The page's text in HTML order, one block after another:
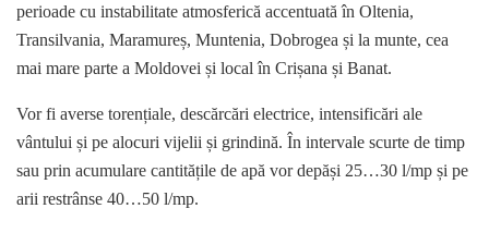
perioade cu instabilitate atmosferică accentuată în Oltenia,
Transilvania, Maramureș, Muntenia, Dobrogea și la munte, cea
mai mare parte a Moldovei și local în Crișana și Banat.
Vor fi averse torențiale, descărcări electrice, intensificări ale
vântului și pe alocuri vijelii și grindină. În intervale scurte de timp
sau prin acumulare cantitățile de apă vor depăși 25…30 l/mp și pe
arii restrânse 40…50 l/mp.